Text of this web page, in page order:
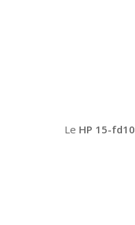
Le HP 15-